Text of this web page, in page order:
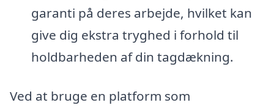
garanti på deres arbejde, hvilket kan
give dig ekstra tryghed i forhold til
holdbarheden af din tagdækning.
Ved at bruge en platform som